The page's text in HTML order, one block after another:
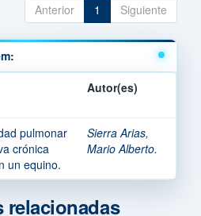
Anterior 1 Siguiente
Autor(es)
pulmonar
crónica
un equino.
Sierra Arias,
Mario Alberto.
relacionadas